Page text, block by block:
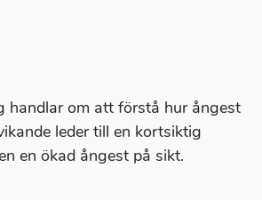
handlar om att förstå hur ångest
leder till en kortsiktig
en ökad ångest på sikt.